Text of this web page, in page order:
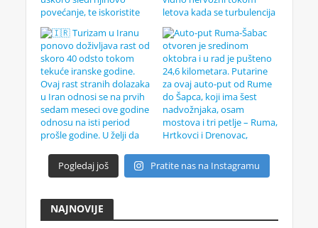
Pogledaj još Pratite nas na Instagramu
NAJNOVIJE